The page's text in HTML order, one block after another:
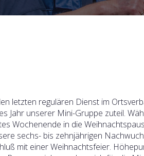
letzten regulären Dienst im
Jahr unserer Mini-Gruppe zuteil.
Wochenende in die
sechs- bis zehnjährigen
mit einer Weihnachtsfeier.